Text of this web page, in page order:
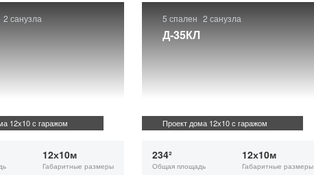
2 санузла
12х10 с гаражом
12х10м
Габаритные размеры
5 спален 2 санузла
Д-35КЛ
Проект дома 12х10 с гаражом
234²
Общая площадь
12х10м
Габаритные размеры